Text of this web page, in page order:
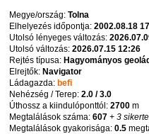
Megye/ország:Tolna
Elhelyezés időpontja:2002.08.18
Utolsó lényeges változás:
Utolsó változás:2026.07.15 12:26
Rejtés típusa:Hagyományos
Elrejtők:Navigator
Ládagazda:befi
Nehézség / Terep:2.0 / 3.0
Úthossz a kiindulóponttól:2700 m
Megtalálások száma:607 + 3
Megtalálások gyakorisága:0.5